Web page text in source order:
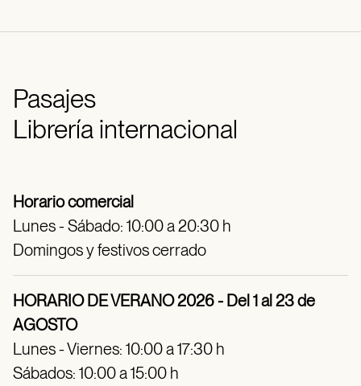
Pasajes
Librería internacional
Horario comercial
Lunes - Sábado: 10:00 a 20:30 h
Domingos y festivos cerrado
HORARIO DE VERANO 2026 - Del 1 al 23 de
AGOSTO
Lunes - Viernes: 10:00 a 17:30 h
Sábados: 10:00 a 15:00 h